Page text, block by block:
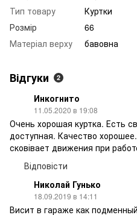
Тип товару
Куртки
Розмір
66
Матеріал верху
бавовна
Відгуки 2
Инкогнито
11.05.2020 в 19:08
Очень хорошая куртка. Есть
доступная. Качество
сковівает движения при
Відповісти
Николай Гунько
18.09.2019 в 14:11
Висит в гараже как